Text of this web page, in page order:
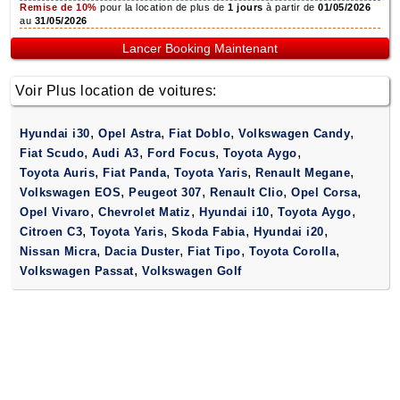
Remise de 10% pour la location de plus de1 jours à partir de01/05/2026
au 31/05/2026
Lancer Booking Maintenant
Voir Plus location de voitures:
Hyundai i30,Opel Astra,Fiat Doblo,Volkswagen Candy,
Fiat Scudo,Audi A3,Ford Focus,Toyota Aygo,
Toyota Auris,Fiat Panda,Toyota Yaris,Renault Megane,
Volkswagen EOS,Peugeot 307,Renault Clio,Opel Corsa,
Opel Vivaro,Chevrolet Matiz ,Hyundai i10,Toyota Aygo,
Citroen C3,Toyota Yaris,Skoda Fabia,Hyundai i20,
Nissan Micra,Dacia Duster,Fiat Tipo,Toyota Corolla,
Volkswagen Passat,Volkswagen Golf